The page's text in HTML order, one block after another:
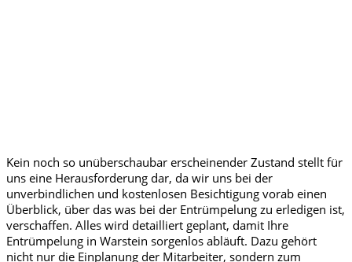
Kein noch so unüberschaubar erscheinender Zustand stellt für
uns eine Herausforderung dar, da wir uns bei der
unverbindlichen und kostenlosen Besichtigung vorab einen
Überblick, über das was bei der Entrümpelung zu erledigen ist,
verschaffen. Alles wird detailliert geplant, damit Ihre
Entrümpelung in Warstein sorgenlos abläuft. Dazu gehört
nicht nur die Einplanung der Mitarbeiter, sondern zum